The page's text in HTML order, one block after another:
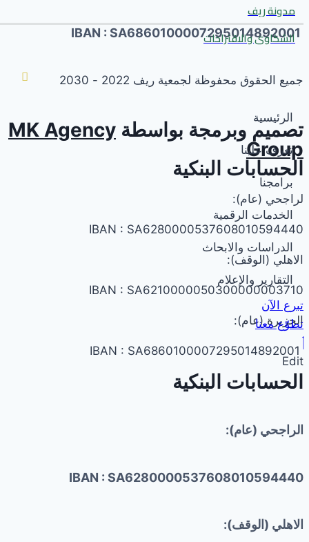
مدونة ريف
الشكاوى والاقتراحات
الرئيسية
تعرف علينا
برامجنا
الخدمات الرقمية
الدراسات والابحاث
التقارير والإعلام
تبرع الآن
تطوّع معنا
Edit
جميع الحقوق محفوظة لجمعية ريف 2022 - 2030
تصميم وبرمجة بواسطة MK Agency
Group
الحسابات البنكية
لراجحي (عام):
IBAN : SA6280000537608010594440
الاهلي (الوقف):
IBAN : SA6210000050300000003710
الجزيرة (عام):
IBAN : SA6860100007295014892001
الحسابات البنكية
الراجحي (عام):
IBAN : SA6280000537608010594440
الاهلي (الوقف):